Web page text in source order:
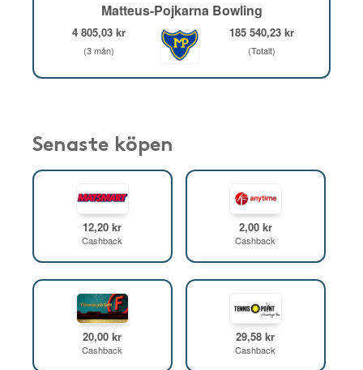
Matteus-Pojkarna Bowling
4 805,03 kr
(3 mån)
185 540,23 kr
(Totalt)
Senaste köpen
12,20 kr
Cashback
2,00 kr
Cashback
20,00 kr
Cashback
29,58 kr
Cashback